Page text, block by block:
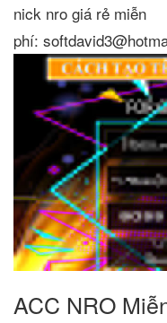
nick nro giá rẻ miễn
phí:
ACC NRO